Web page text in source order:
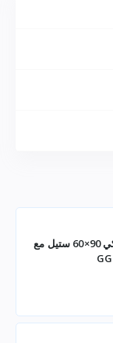
بوتجاز بيكو 5 شعلات تركي 90×60 ستيل مع